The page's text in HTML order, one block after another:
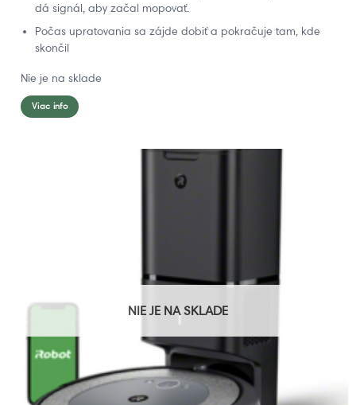
dá signál, aby začal mopovať.
Počas upratovania sa zájde dobiť a pokračuje tam, kde
skončil
Nie je na sklade
Viac info
NIE JE NA SKLADE